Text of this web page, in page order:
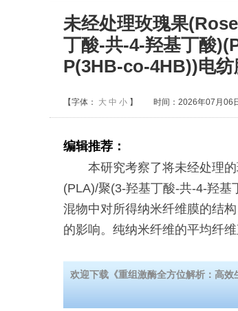
未经处理玫瑰果
丁酸-共-4-羟基丁酸
P(3HB-co-4HB))电
【字体： 大 中 小 】 时间：2026年07月06
编辑推荐：
本研究考察了将未经处理的
(PLA)/聚(3-羟基丁酸-共-4-羟
混物中对所得纳米纤维膜的结
的影响。纯纳米纤维的平均纤
欢迎下载《重组激酶全方位解析：高效